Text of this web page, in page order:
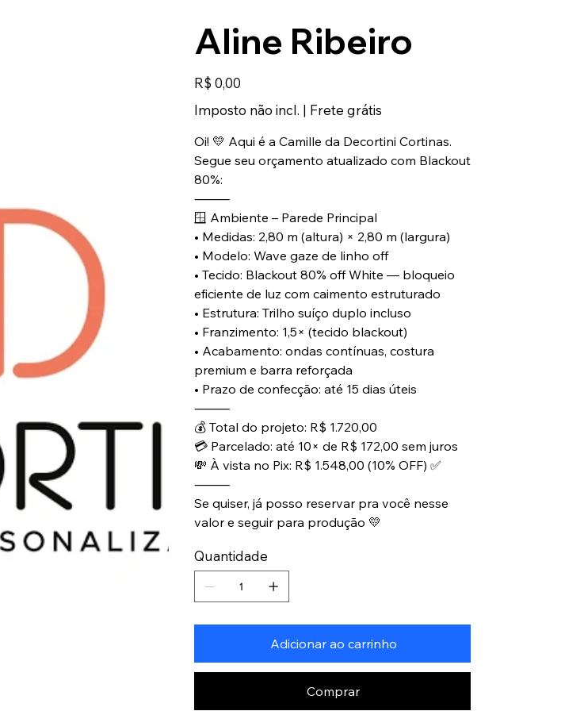
Aline Ribeiro
Preço
R$ 0,00
Imposto não incl. | Frete grátis
Oi! 💛 Aqui é a Camille da Decortini Cortinas.
Segue seu orçamento atualizado com Blackout
80%:
⸻
🪟 Ambiente – Parede Principal
• Medidas: 2,80 m (altura) × 2,80 m (largura)
• Modelo: Wave gaze de linho off
• Tecido: Blackout 80% off White — bloqueio
eficiente de luz com caimento estruturado
• Estrutura: Trilho suíço duplo incluso
• Franzimento: 1,5× (tecido blackout)
• Acabamento: ondas contínuas, costura
premium e barra reforçada
• Prazo de confecção: até 15 dias úteis
⸻
💰 Total do projeto: R$ 1.720,00
💳 Parcelado: até 10× de R$ 172,00 sem juros
💸 À vista no Pix: R$ 1.548,00 (10% OFF) ✅
⸻
Se quiser, já posso reservar pra você nesse
valor e seguir para produção 💛
Quantidade
Adicionar ao carrinho
Comprar